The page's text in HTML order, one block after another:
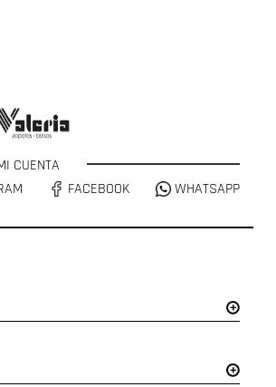
CUENTA
FACEBOOK WHATSAPP